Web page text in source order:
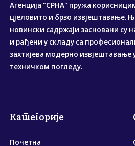
Агенција "СРНА" пружа
цјеловито и брзо извјештавање.
новински садржаји засновани су
и рађени у складу са
захтијева модерно извјештавање
техничком погледу.
Категорије
Почетна